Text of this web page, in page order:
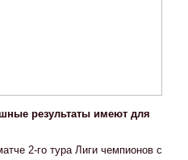
результаты имеют для
2-го тура Лиги чемпионов с